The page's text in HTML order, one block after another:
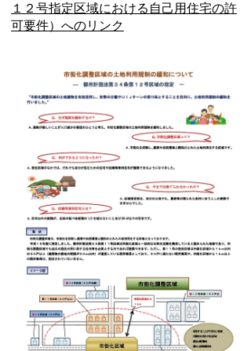
１２号指定区域における自己用住宅の許
可要件）へのリンク